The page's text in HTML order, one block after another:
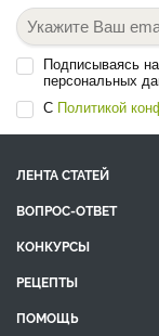
Подписываясь
персональных
С Политикой
ЛЕНТА СТАТЕЙ
ВОПРОС-ОТВЕТ
КОНКУРСЫ
РЕЦЕПТЫ
ПОМОЩЬ